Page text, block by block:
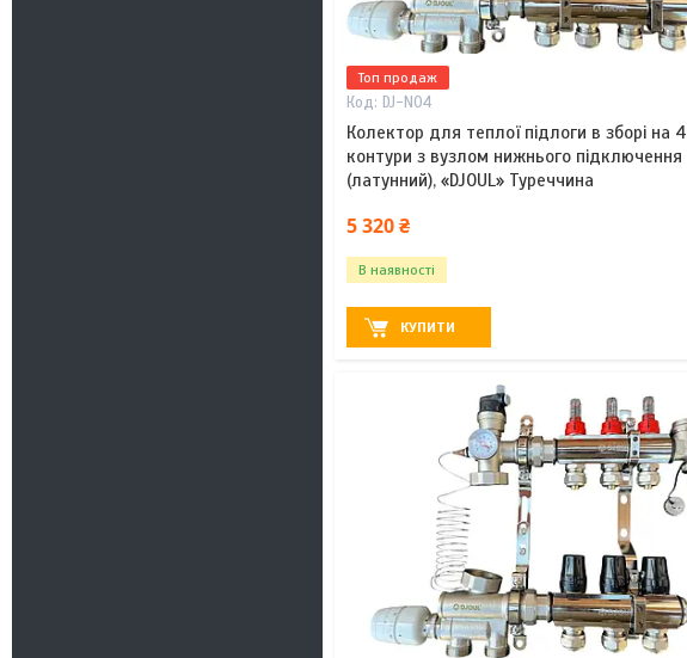
Топ продаж
DJ-N04
Колектор для теплої підлоги в зборі на 4
контури з вузлом нижнього підключення
(латунний), «DJOUL» Туреччина
5 320 ₴
В наявності
КУПИТИ